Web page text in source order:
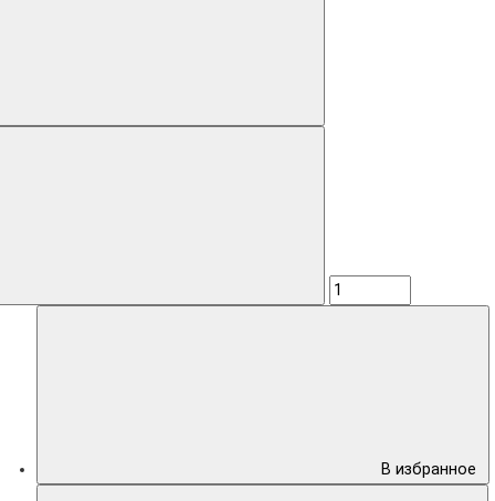
В избранное